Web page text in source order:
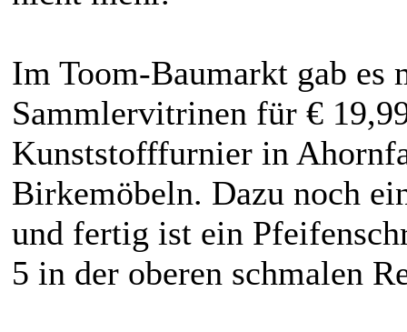
Im Toom-Baumarkt gab es
Sammlervitrinen für €
Kunststofffurnier in
Birkemöbeln. Dazu noch
und fertig ist ein
5 in der oberen schmalen